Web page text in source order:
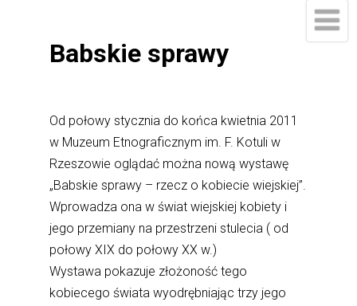
Babskie sprawy
Od połowy stycznia do końca kwietnia 2011
w Muzeum Etnograficznym im. F. Kotuli w
Rzeszowie oglądać można nową wystawę
„Babskie sprawy – rzecz o kobiecie wiejskiej”.
Wprowadza ona w świat wiejskiej kobiety i
jego przemiany na przestrzeni stulecia ( od
połowy XIX do połowy XX w.)
Wystawa pokazuje złożoność tego
kobiecego świata wyodrębniając trzy jego